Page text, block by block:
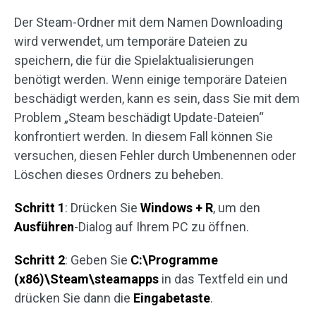
Der Steam-Ordner mit dem Namen Downloading
wird verwendet, um temporäre Dateien zu
speichern, die für die Spielaktualisierungen
benötigt werden. Wenn einige temporäre Dateien
beschädigt werden, kann es sein, dass Sie mit dem
Problem „Steam beschädigt Update-Dateien“
konfrontiert werden. In diesem Fall können Sie
versuchen, diesen Fehler durch Umbenennen oder
Löschen dieses Ordners zu beheben.
Schritt 1: Drücken Sie Windows + R, um den
Ausführen-Dialog auf Ihrem PC zu öffnen.
Schritt 2: Geben Sie C:\Programme
(x86)\Steam\steamapps in das Textfeld ein und
drücken Sie dann die Eingabetaste.